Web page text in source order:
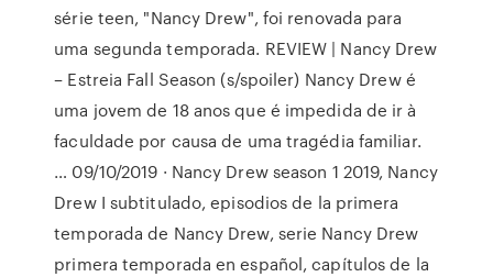
série teen, "Nancy Drew", foi renovada para
uma segunda temporada. REVIEW | Nancy Drew
– Estreia Fall Season (s/spoiler) Nancy Drew é
uma jovem de 18 anos que é impedida de ir à
faculdade por causa de uma tragédia familiar.
… 09/10/2019 · Nancy Drew season 1 2019, Nancy
Drew I subtitulado, episodios de la primera
temporada de Nancy Drew, serie Nancy Drew
primera temporada en español, capítulos de la